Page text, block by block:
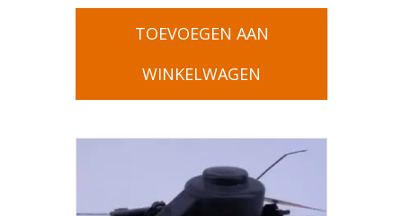
TOEVOEGEN AAN
WINKELWAGEN